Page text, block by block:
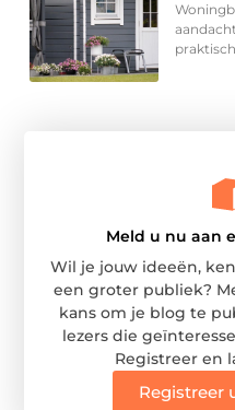
Meld u nu aan
Wil je jouw ideeën,
een groter publiek?
kans om je blog te
lezers die
Registreer en
Registreer